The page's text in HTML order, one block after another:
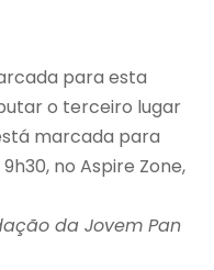
para esta
o terceiro lugar
marcada para
no Aspire Zone,
da Jovem Pan